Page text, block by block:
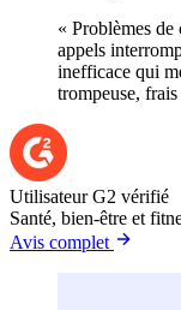
« Problèmes
appels
inefficace qui
trompeuse,
Utilisateur G2 vérifié
Santé, bien-être et
Avis complet